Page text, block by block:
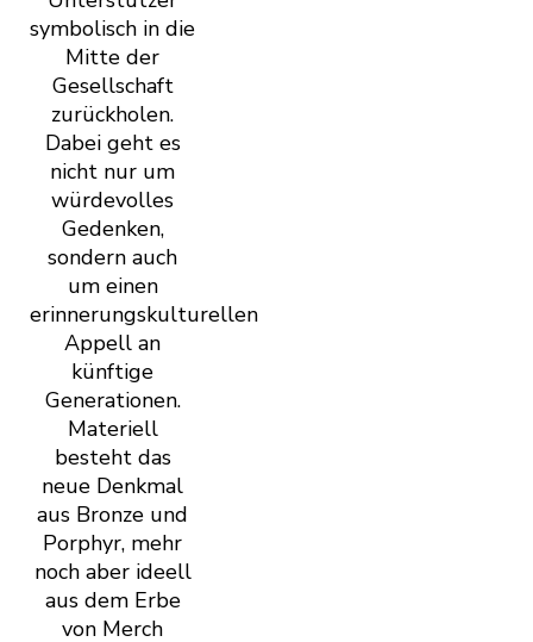
symbolisch in die
Mitte der
Gesellschaft
zurückholen.
Dabei geht es
nicht nur um
würdevolles
Gedenken,
sondern auch
um einen
erinnerungskulturellen
Appell an
künftige
Generationen.
Materiell
besteht das
neue Denkmal
aus Bronze und
Porphyr, mehr
noch aber ideell
aus dem Erbe
von Merch